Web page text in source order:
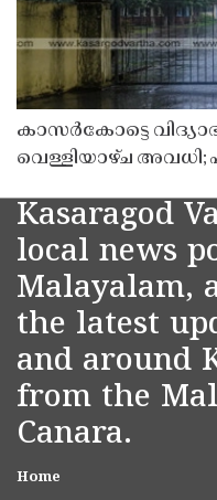
കാസർകോട്ടെ
വെള്ളിയാഴ്ച അവധി;
Kasaragod
local news
Malayalam,
the latest
and around
from the
Canara.
Home